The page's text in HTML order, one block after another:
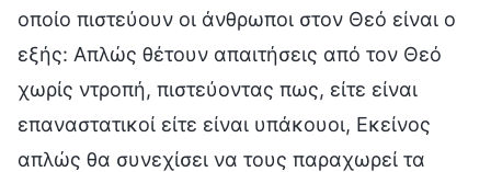
οποίο πιστεύουν οι άνθρωποι στον Θεό είναι ο
εξής: Απλώς θέτουν απαιτήσεις από τον Θεό
χωρίς ντροπή, πιστεύοντας πως, είτε είναι
επαναστατικοί είτε είναι υπάκουοι, Εκείνος
απλώς θα συνεχίσει να τους παραχωρεί τα